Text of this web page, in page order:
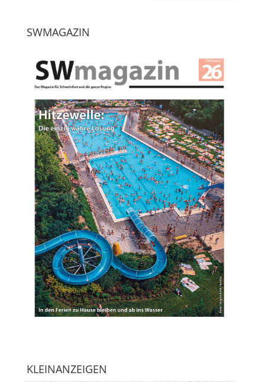
SWMAGAZIN
KLEINANZEIGEN